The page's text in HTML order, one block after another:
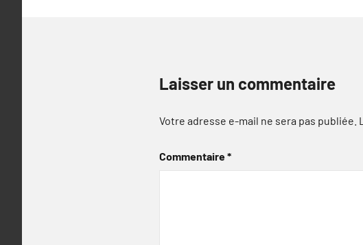
Laisser un commentaire
Votre adresse e-mail ne sera pas publiée.
Commentaire*